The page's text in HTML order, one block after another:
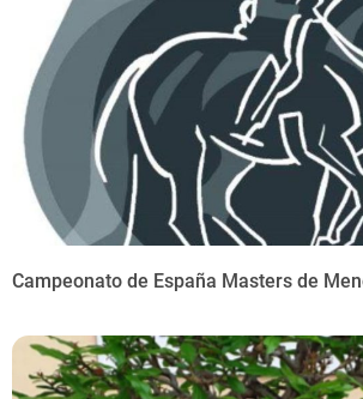
Campeonato de España Masters de